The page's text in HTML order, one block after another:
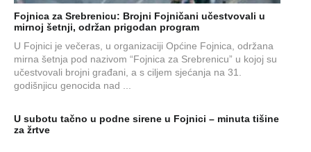
Fojnica za Srebrenicu: Brojni Fojničani učestvovali u
mirnoj šetnji, održan prigodan program
U Fojnici je večeras, u organizaciji Općine Fojnica, održana
mirna šetnja pod nazivom “Fojnica za Srebrenicu” u kojoj su
učestvovali brojni građani, a s ciljem sjećanja na 31.
godišnjicu genocida nad ...
U subotu tačno u podne sirene u Fojnici – minuta tišine
za žrtve